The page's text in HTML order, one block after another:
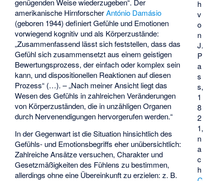
h
v
o
n
J.
P
a
s
s,
1
8
2
1,
n
a
c
h
genügenden Weise wiederzugeben“. Der
amerikanische HirnforscherAntónio Damásio
(geboren 1944) definiert Gefühle und Emotionen
vorwiegend kognitiv und als Körperzustände:
„Zusammenfassend lässt sich feststellen, dass das
Gefühl sich zusammensetzt aus einem geistigen
Bewertungsprozess, der einfach oder komplex sein
kann, unddispositionellen Reaktionen auf diesen
Prozess“ (…). – „Nach meiner Ansicht liegt das
Wesen des Gefühls in zahlreichen Veränderungen
von Körperzuständen, die in unzähligen Organen
durch Nervenendigungen hervorgerufen werden.“
In der Gegenwart ist die Situation hinsichtlich des
Gefühls- und Emotionsbegriffs eher unübersichtlich:
Zahlreiche Ansätze versuchen, Charakter und
Gesetzmäßigkeiten des Fühlens zu bestimmen,
allerdings ohne eine Übereinkunft zu erzielen: z. B.